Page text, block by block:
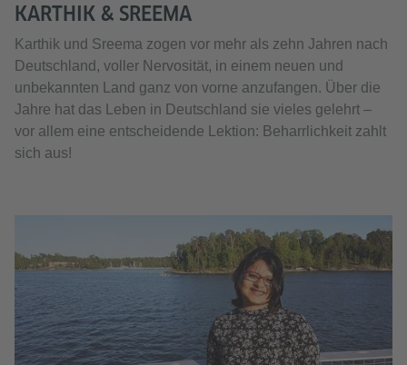
KARTHIK & SREEMA
Karthik und Sreema zogen vor mehr als zehn Jahren nach
Deutschland, voller Nervosität, in einem neuen und
unbekannten Land ganz von vorne anzufangen. Über die
Jahre hat das Leben in Deutschland sie vieles gelehrt –
vor allem eine entscheidende Lektion: Beharrlichkeit zahlt
sich aus!